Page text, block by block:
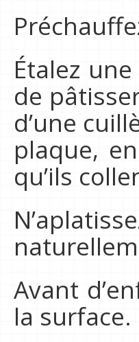
Étalez
de
d’une
plaque,
qu’ils
Avant
la surface.